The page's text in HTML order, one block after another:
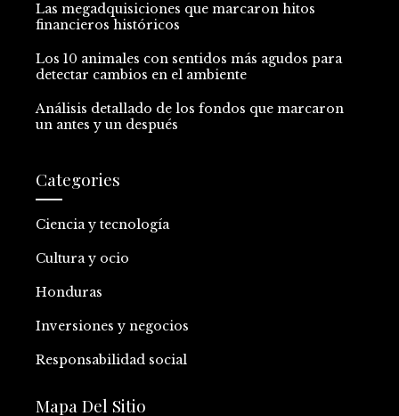
Las megadquisiciones que marcaron hitos
financieros históricos
Los 10 animales con sentidos más agudos para
detectar cambios en el ambiente
Análisis detallado de los fondos que marcaron
un antes y un después
Categories
Ciencia y tecnología
Cultura y ocio
Honduras
Inversiones y negocios
Responsabilidad social
Mapa Del Sitio